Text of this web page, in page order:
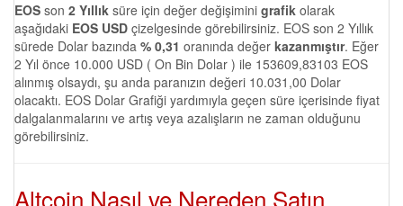
EOS son 2 Yıllık süre için değer değişimini grafik olarak
aşağıdaki EOS USD çizelgesinde görebilirsiniz. EOS son 2 Yıllık
sürede Dolar bazında % 0,31 oranında değer kazanmıştır. Eğer
2 Yıl önce 10.000 USD ( On Bin Dolar ) ile 153609,83103 EOS
alınmış olsaydı, şu anda paranızın değeri 10.031,00 Dolar
olacaktı. EOS Dolar Grafiği yardımıyla geçen süre içerisinde fiyat
dalgalanmalarını ve artış veya azalışların ne zaman olduğunu
görebilirsiniz.
Altcoin Nasıl ve Nereden Satın